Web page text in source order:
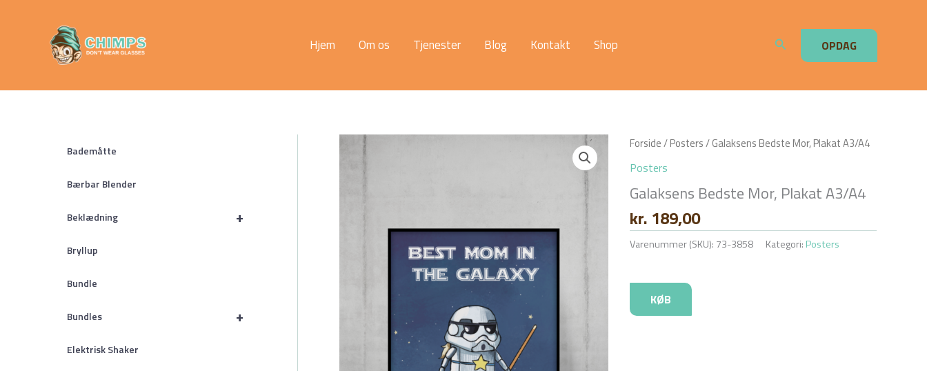
Hjem Om os Tjenester Blog Kontakt Shop Søg OPDAG
Bademåtte
Bærbar Blender
+
Beklædning
Bryllup
Bundle
+
Bundles
Elektrisk Shaker
Forside/Posters/ Galaksens Bedste Mor, Plakat A3/A4
Posters
Galaksens Bedste Mor, Plakat A3/A4
kr. 189,00
Varenummer (SKU): 73-3858 Kategori: Posters
KØB